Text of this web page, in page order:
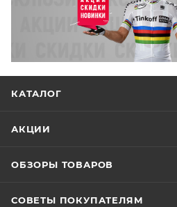
КАТАЛОГ
АКЦИИ
ОБЗОРЫ ТОВАРОВ
СОВЕТЫ ПОКУПАТЕЛЯМ